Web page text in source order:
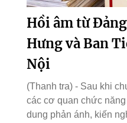
Hồi âm từ
Hưng và Ban
Nội
(Thanh tra) - Sau khi
các cơ quan chức
dung phản ánh, kiến